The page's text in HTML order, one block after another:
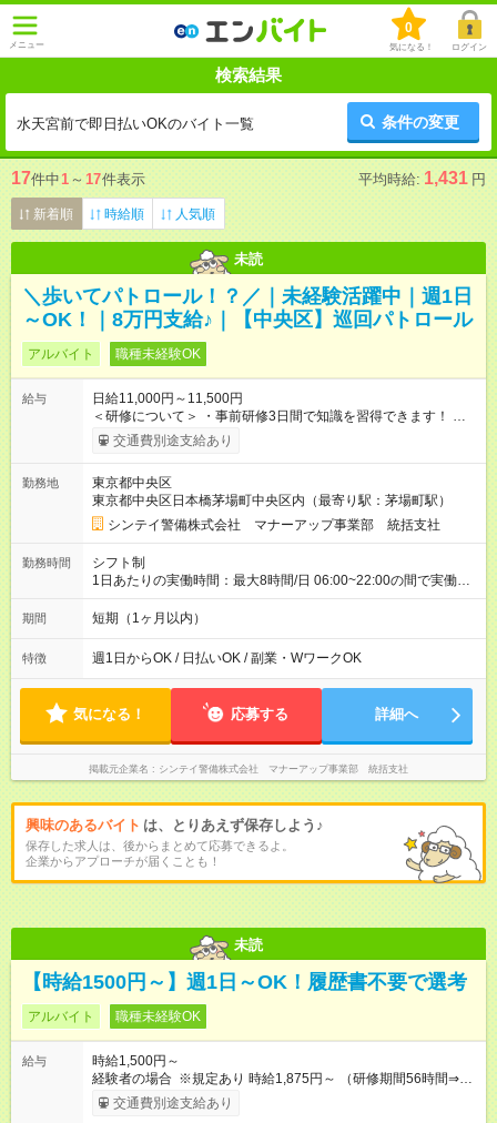
メニュー
0
気になる！ ログイン
検索結果
水天宮前で即日払いOKのバイト一覧 条件の変更
17件中1 ～ 17件表示 平均時給: 1,431 円
新着順 時給順 人気順
未読
＼歩いてパトロール！？／｜未経験活躍中｜週1日
～OK！｜8万円支給♪｜【中央区】巡回パトロール
アルバイト 職種未経験OK
給与
日給11,000円～11,500円
＜研修について＞ ・事前研修3日間で知識を習得できます！ 座
学研修で警備についてイチからレクチャー◎ スケジュールは3日
連続でなくてOKです。 ・熟練講師の講義で初めてでも安心！ ◆
(3日間21h)＋食事手当3000円(1日あたり1000円) ※1勤務終了
後、火曜〆翌週水曜支給 【試用期間】試用期間なし
交通費別途支給あり
勤務地
東京都中央区
東京都中央区日本橋茅場町中央区内（最寄り駅：茅場町駅）
シンテイ警備株式会社 マナーアップ事業部 統括支社
勤務時間
シフト制
1日あたりの実働時間：最大8時間/日 06:00~22:00の間で実働8
時間 8時間で日給11，000円支給 ★週1日～OK！
期間 短期（1ヶ月以内）
特徴 週1日からOK / 日払いOK / 副業・WワークOK
気になる！ 応募する 詳細へ
掲載元企業名 シンテイ警備株式会社 マナーアップ事業部 統括支社
興味のあるバイト は、とりあえず保存しよう♪
保存した求人は、後からまとめて応募できるよ。
企業からアプローチが届くことも！
未読
【時給1500円～】週1日～OK！履歴書不要で選考
アルバイト 職種未経験OK
給与
時給1,500円～
経験者の場合 ※規定あり 時給1,875円～ （研修期間56時間⇒変
動なし） ■昇給あり（年2回）⇒トレーナーになったら…通常時
給+300円！ ■食事補助あり⇒1食200円最大 ■友人紹介制度あり
交通費別途支給あり